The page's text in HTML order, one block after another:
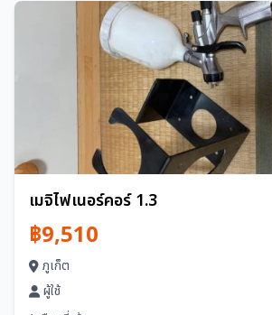
เมจิไฟเนอร์คอร์ 1.3
฿9,510
ภูเก็ต
ผู้ใช้